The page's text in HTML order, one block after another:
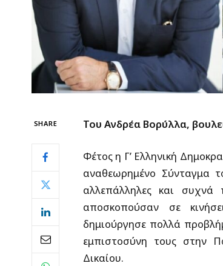
SHARE Του Ανδρέα Βορύλλα,
Φέτος η Γ’ Ελληνική
αναθεωρημένο Σύνταγμα
αλλεπάλληλες και συχνά
αποσκοπούσαν σε
δημιούργησε πολλά
εμπιστοσύνη τους στην
Δικαίου.